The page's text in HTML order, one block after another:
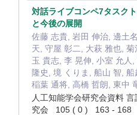
対話ライブコンペ7タスク
と今後の展開
佐藤 志貴, 岩田 伸治, 邊土
天, 守屋 彰二, 大萩 雅也,
玉 貴志, 李 晃伸, 小室 允人
隆史, 境 くりま, 船山 智, 船
稲葉 通将, 高橋 哲朗, 東中
人工知能学会研究会資料
究会 105 ( 0 ) 163 - 168